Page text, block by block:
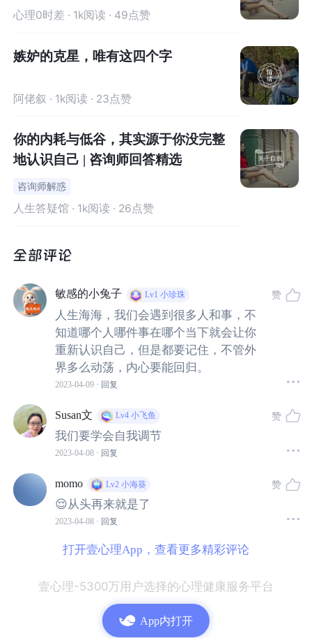
01
自我概念与自尊心
“你会怎样形容自己？”当听到这个问题时，会有哪些回忆浮
当你在学校里思考这个问题时，你可能会有类似这样的想
法：“我是一名大三心理学专业的学生。” 如果你在家人身
边时，你可能会想：“我是爸爸妈妈的孩子，我和家人关系
很亲密。”
我们在构建对自身的认知时，通常会参考我们所处的环境
与群体，我们对自身的概念也是一直在变化的。
的形成离不开与他人的对比。我们都很好奇自己的能力究
竟处在一个什么水平，但往往没有客观的衡量标准，因此
我们了解自己的途径通常是与他人进行对比。
世界上没有两片一模一样的雪花，也没有两个一模一样的
人。基于社会比较理论(Self-Comparison Theory)，与不
同的人进行对比，会给予我们不同的心理效应：
1.与强者对比时，我们的自尊心会受到打击；
2.与相似的人（能力或社会身份）对比时，我们会对自身
有相对客观的概念；
通常情况下，这三种比较方式都是我们用来调节自我概念
们自尊心上升的对比却起了反作用。
心理0时差 · 1k阅读 · 49点赞
嫉妒的克星，唯有这四个字
阿佬叙 · 1k阅读 · 23点赞
你的内耗与低谷，其实源于你没完整
地认识自己 | 咨询师回答精选
咨询师解惑
人生答疑馆 · 1k阅读 · 26点赞
敏感的小兔子 Lv1 小珍珠
人生海海，我们会遇到很多人和事，不
知道哪个人哪件事在哪个当下就会让你
重新认识自己，但是都要记住，不管外
界多么动荡，内心要能回归。
2023-04-09 · 回复
赞
Susan文 Lv4 小飞鱼
我们要学会自我调节
2023-04-08 · 回复
赞
momo Lv2 小海葵
😌从头再来就是了
2023-04-08 · 回复
赞
打开壹心理App，查看更多精彩评论
壹心理-5300万用户选择的心理健康服务平台
App内打开